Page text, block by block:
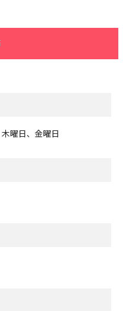
曜日、金曜日